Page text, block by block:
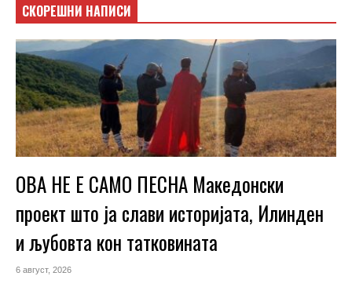
СКОРЕШНИ НАПИСИ
ОВА НЕ Е САМО ПЕСНА Македонски
проект што ја слави историјата, Илинден
и љубовта кон татковината
6 август, 2026